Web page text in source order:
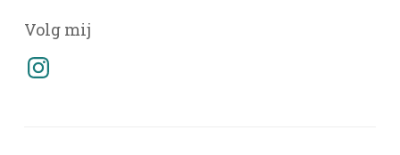
Volg mij
Instagram